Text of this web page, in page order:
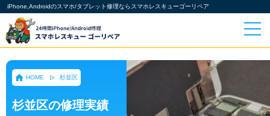
iPhone,Androidのスマホ/タブレット修理ならスマホレスキューゴーリペア
HOME 杉並区
杉並区の修理実績